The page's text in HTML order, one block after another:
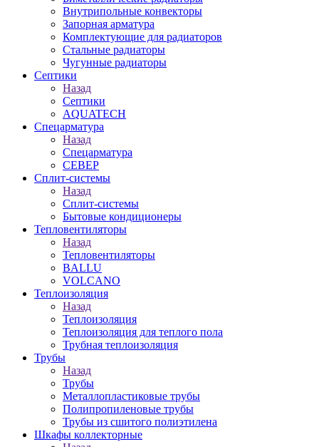
Внутрипольные конвекторы
Запорная арматура
Комплектующие для радиаторов
Стальные радиаторы
Чугунные радиаторы
Септики
Назад
Септики
AQUATECH
Спецарматура
Назад
Спецарматура
СЕВЕР
Сплит-системы
Назад
Сплит-системы
Бытовые кондиционеры
Тепловентиляторы
Назад
Тепловентиляторы
BALLU
VOLCANO
Теплоизоляция
Назад
Теплоизоляция
Теплоизоляция для теплого пола
Трубная теплоизоляция
Трубы
Назад
Трубы
Металлопластиковые трубы
Полипропиленовые трубы
Трубы из сшитого полиэтилена
Шкафы коллекторные